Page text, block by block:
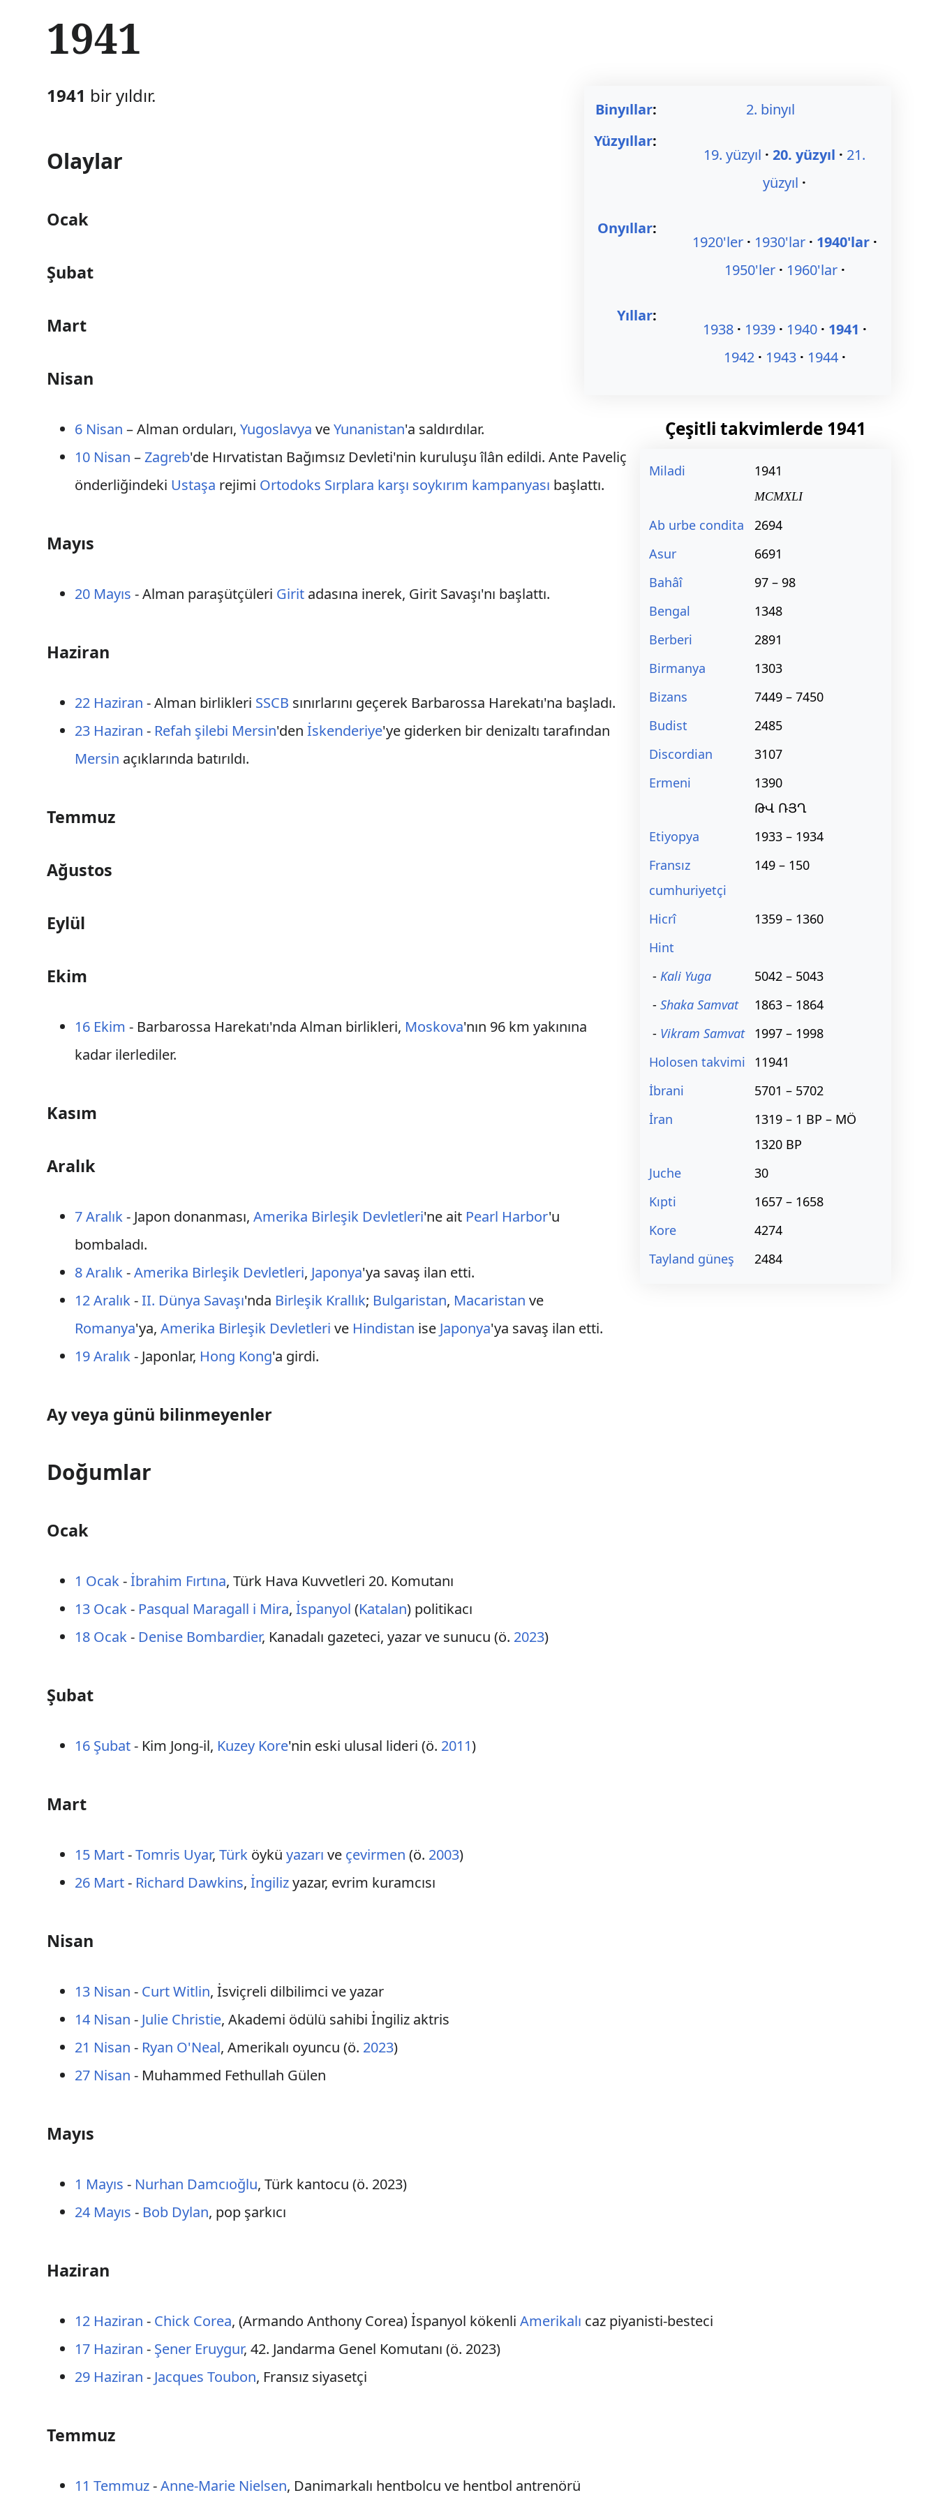
r
e
a
1941
Binyıllar:
2. binyıl
Yüzyıllar:
19. yüzyıl 20. yüzyıl
21.
yüzyıl
Onyıllar:
1920'ler 1930'lar
1940'lar
1950'ler
1960'lar
Yıllar:
1938 1939 1940
1941
1942
1943 1944
Çeşitli takvimlerde 1941
Miladi 1941
MCMXLI
Ab urbe condita
2694
Asur
6691
Bahâî
97 – 98
Bengal
1348
Berberi
2891
Birmanya
1303
Bizans
7449 – 7450
Budist
2485
Discordian
3107
Ermeni
1390
ԹՎ ՌՅՂ
Etiyopya
1933 – 1934
Fransız
cumhuriyetçi
149 – 150
Hicrî
1359 – 1360
Hint
- Kali Yuga
5042 – 5043
- Shaka Samvat
1863 – 1864
- Vikram Samvat
1997 – 1998
Holosen takvimi
11941
İbrani
5701 – 5702
İran
1319 – 1 BP – MÖ
1320 BP
Juche
30
Kıpti
1657 – 1658
Kore
4274
Tayland güneş
2484
1941 bir yıldır.
Olaylar
Ocak
Şubat
Mart
Nisan
6 Nisan – Alman orduları,Yugoslavya veYunanistan'a saldırdılar.
10 Nisan –Zagreb'de Hırvatistan Bağımsız Devleti'nin kuruluşu îlân edildi. Ante Paveliç
önderliğindeki Ustaşa rejimi Ortodoks Sırplara karşı soykırım kampanyası başlattı.
Mayıs
20 Mayıs - Alman paraşütçüleri Girit adasına inerek, Girit Savaşı'nı başlattı.
Haziran
22 Haziran - Alman birlikleri SSCB sınırlarını geçerek Barbarossa Harekatı'na başladı.
23 Haziran - Refah şilebi Mersin'denİskenderiye'ye giderken bir denizaltı tarafından
Mersin açıklarında batırıldı.
Temmuz
Ağustos
Eylül
Ekim
16 Ekim - Barbarossa Harekatı'nda Alman birlikleri, Moskova'nın 96 km yakınına
kadar ilerlediler.
Kasım
Aralık
7 Aralık- Japon donanması,Amerika Birleşik Devletleri'ne ait Pearl Harbor'u
bombaladı.
8 Aralık-Amerika Birleşik Devletleri, Japonya'ya savaş ilan etti.
12 Aralık-II. Dünya Savaşı'nda Birleşik Krallık; Bulgaristan, Macaristan ve
Romanya'ya,Amerika Birleşik Devletleri ve Hindistan ise Japonya'ya savaş ilan etti.
19 Aralık- Japonlar, Hong Kong'a girdi.
Ay veya günü bilinmeyenler
Doğumlar
Ocak
1 Ocak-İbrahim Fırtına, Türk Hava Kuvvetleri 20. Komutanı
13 Ocak- Pasqual Maragall i Mira,İspanyol (Katalan) politikacı
18 Ocak- Denise Bombardier, Kanadalı gazeteci, yazar ve sunucu (ö. 2023)
Şubat
16 Şubat- Kim Jong-il, Kuzey Kore'nin eski ulusal lideri (ö. 2011)
Mart
15 Mart-Tomris Uyar,Türk öyküyazarı ve çevirmen (ö. 2003)
26 Mart- Richard Dawkins,İngilizyazar, evrim kuramcısı
Nisan
13 Nisan - Curt Witlin, İsviçreli dilbilimci ve yazar
14 Nisan - Julie Christie, Akademi ödülü sahibi İngiliz aktris
21 Nisan - Ryan O'Neal, Amerikalı oyuncu (ö. 2023)
27 Nisan - Muhammed Fethullah Gülen
Mayıs
1 Mayıs - Nurhan Damcıoğlu, Türk kantocu (ö. 2023)
24 Mayıs - Bob Dylan, pop şarkıcı
Haziran
12 Haziran - Chick Corea, (Armando Anthony Corea) İspanyol kökenliAmerikalı caz piyanisti-besteci
17 Haziran - Şener Eruygur, 42. Jandarma Genel Komutanı (ö. 2023)
29 Haziran - Jacques Toubon, Fransız siyasetçi
Temmuz
11 Temmuz-Anne-Marie Nielsen, Danimarkalı hentbolcu ve hentbol antrenörü